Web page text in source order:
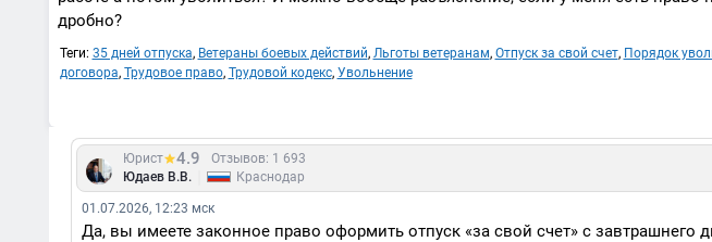
дробно?
Теги: 35 дней отпуска, Ветераны боевых действий, Льготы ветеранам, Отпуск за свой счет, Порядок
договора, Трудовое право, Трудовой кодекс, Увольнение
Юрист 4.9
Отзывов: 1 693
Юдаев В.В.
Краснодар
01.07.2026, 12:23 мск
Да, вы имеете законное право оформить отпуск «за свой счет» с завтрашнего